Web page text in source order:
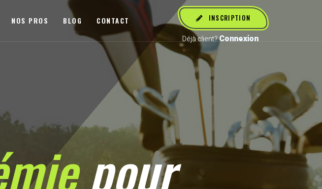
NOS PROS BLOG CONTACT INSCRIPTION
Déjà client?Connexion
pour